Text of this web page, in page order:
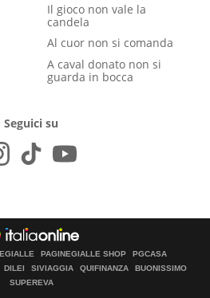
Il gioco non vale la
candela
Al cuor non si comanda
A caval donato non si
guarda in bocca
Seguici su
PAGINEGIALLE SHOP
PGCASA
DILEI SIVIAGGIA QUIFINANZA
BUONISSIMO
SUPEREVA